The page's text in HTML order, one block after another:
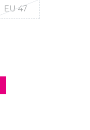
EU 47